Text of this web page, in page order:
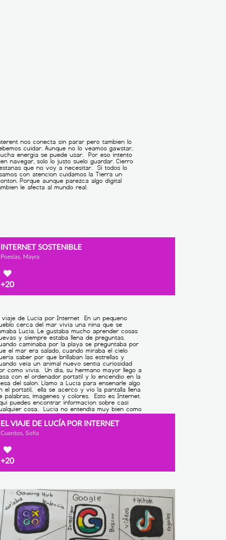
INTERNET SOSTENIBLE
Poesías, Mayra
+20
EL VIAJE DE LUCÍA POR INTERNET
Cuentos, Sofía
+20